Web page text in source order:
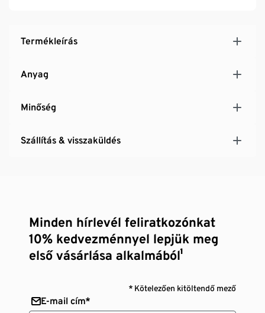
Termékleírás
Anyag
Minőség
Szállítás & visszaküldés
Minden hírlevél feliratkozónkat
10% kedvezménnyel lepjük meg
első vásárlása alkalmából¹
* Kötelezően kitöltendő mező
E-mail cím*